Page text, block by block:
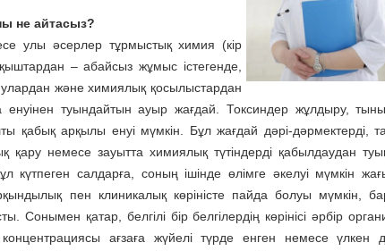
не айтасыз?
улы әсерлер тұрмыстық химия (кір
– абайсыз жұмыс істегенде,
және химиялық қосылыстардан
туындайтын ауыр жағдай. Токсиндер жұлдыру,
арқылы енуі мүмкін. Бұл жағдай дәрі-дәрмектерді,
қару немесе зауытта химиялық түтіндерді қабылдаудан
салдарға, соның ішінде өлімге әкелуі мүмкін
пен клиникалық көріністе пайда болуы мүмкін,
Сонымен қатар, белгілі бір белгілердің көрінісі әрбір
ағзаға жүйелі түрде енген немесе үлкен